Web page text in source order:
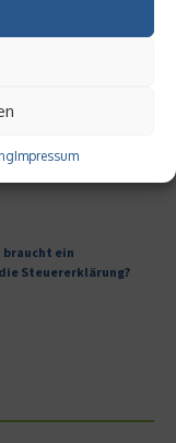
Impressum
in kleinen
braucht ein
Steuererklärung?